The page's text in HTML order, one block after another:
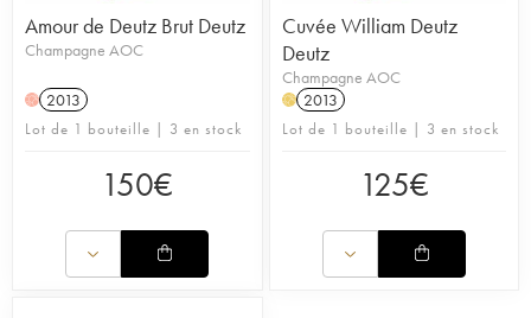
Amour de Deutz Brut Deutz
Champagne AOC
H 2013
Lot de 1 bouteille | 3 en stock
150€
Cuvée William Deutz
Deutz
Champagne AOC
H 2013
Lot de 1 bouteille | 3 en stock
125€